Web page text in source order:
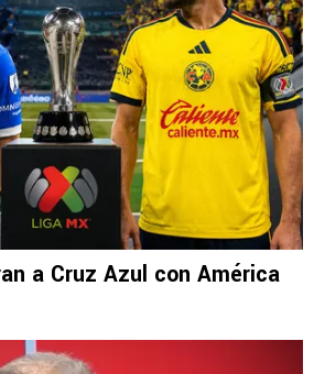
a Cruz Azul con América